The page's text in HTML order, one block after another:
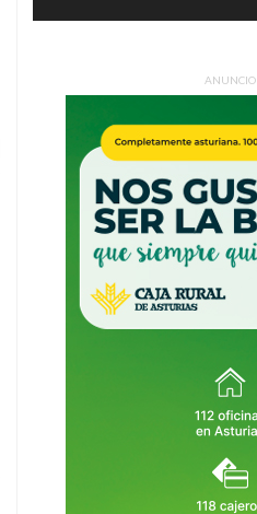
multitudinario: lo que no vimos de
ANUNCIO